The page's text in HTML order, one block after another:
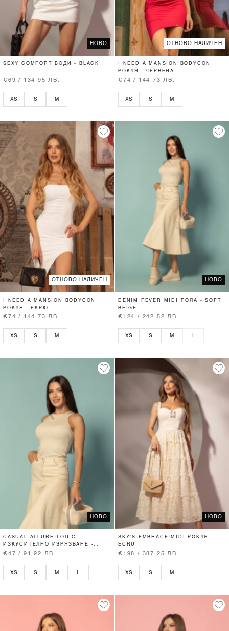
НОВО
SEXY COMFORT БОДИ - BLACK
€69 / 134.95 ЛВ.
XS S M
ОТНОВО НАЛИЧЕН
I NEED A MANSION BODYCON
РОКЛЯ - ЧЕРВЕНА
€74 / 144.73 ЛВ.
XS S M
ОТНОВО НАЛИЧЕН
I NEED A MANSION BODYCON
РОКЛЯ - ЕКРЮ
€74 / 144.73 ЛВ.
XS S M
НОВО
DENIM FEVER MIDI ПОЛА - SOFT
BEIGE
€124 / 242.52 ЛВ.
XS S M L
НОВО
CASUAL ALLURE ТОП С
ИЗКУСИТЕЛНО ИЗРЯЗВАНЕ -
SOFT BEIGE
€47 / 91.92 ЛВ.
XS S M
НОВО
SKY’S EMBRACE MIDI РОКЛЯ -
ECRU
€198 / 387.25 ЛВ.
XS S M